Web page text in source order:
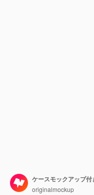
ケースモックアップ
originalmockup